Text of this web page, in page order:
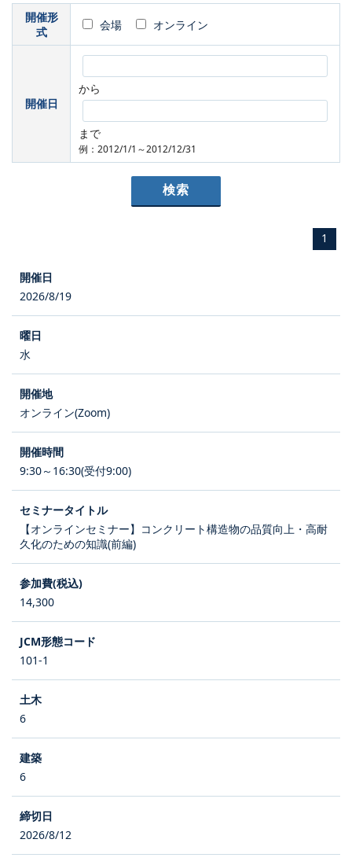
開催形
式
会場 オンライン
開催日
から
まで
例：2012/1/1～2012/12/31
1
2026/8/19
水
オンライン(Zoom)
9:30～16:30(受付9:00)
【オンラインセミナー】コンクリート構造物の品質向上・高耐
久化のための知識(前編)
14,300
101-1
6
6
2026/8/12